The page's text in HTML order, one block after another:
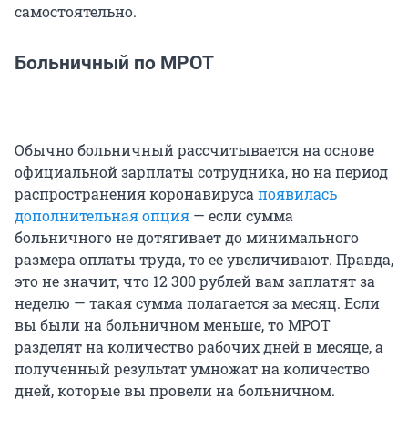
самостоятельно.
Больничный по МРОТ
Обычно больничный рассчитывается на основе
официальной зарплаты сотрудника, но на период
распространения коронавируса появилась
дополнительная опция — если сумма
больничного не дотягивает до минимального
размера оплаты труда, то ее увеличивают. Правда,
это не значит, что 12 300 рублей вам заплатят за
неделю — такая сумма полагается за месяц. Если
вы были на больничном меньше, то МРОТ
разделят на количество рабочих дней в месяце, а
полученный результат умножат на количество
дней, которые вы провели на больничном.